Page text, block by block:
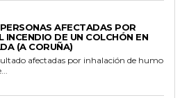
AFECTADAS POR
INCENDIO DE UN COLCHÓN EN
(A CORUÑA)
afectadas por inhalación de humo